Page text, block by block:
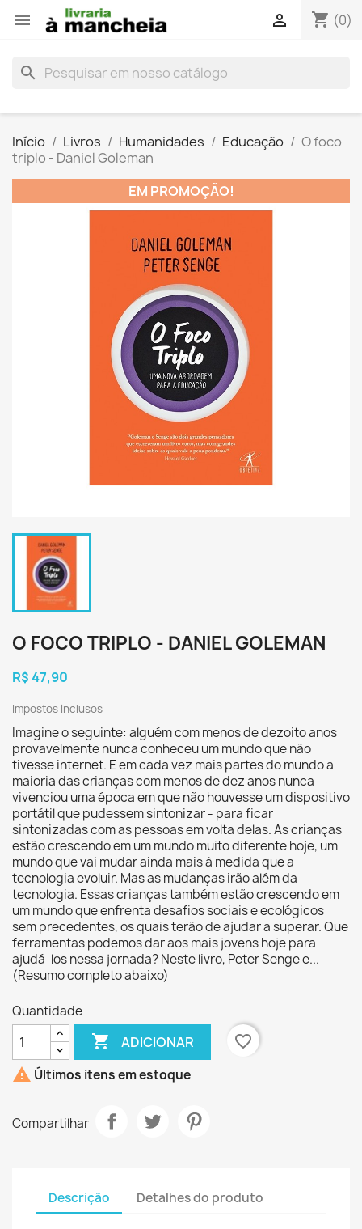
 shopping_cart (0)

search
Início Livros Humanidades Educação
O foco
triplo - Daniel Goleman
EM PROMOÇÃO!
O FOCO TRIPLO - DANIEL GOLEMAN
R$ 47,90
Impostos inclusos
Imagine o seguinte: alguém com menos de dezoito anos
provavelmente nunca conheceu um mundo que não
tivesse internet. E em cada vez mais partes do mundo a
maioria das crianças com menos de dez anos nunca
vivenciou uma época em que não houvesse um dispositivo
portátil que pudessem sintonizar - para ficar
sintonizadas com as pessoas em volta delas. As crianças
estão crescendo em um mundo muito diferente hoje, um
mundo que vai mudar ainda mais à medida que a
tecnologia evoluir. Mas as mudanças irão além da
tecnologia. Essas crianças também estão crescendo em
um mundo que enfrenta desafios sociais e ecológicos
sem precedentes, os quais terão de ajudar a superar. Que
ferramentas podemos dar aos mais jovens hoje para
ajudá-los nessa jornada? Neste livro, Peter Senge e...
(Resumo completo abaixo)
Quantidade
 ADICIONAR
favorite_border
 Últimos itens em estoque
Compartilhar
Descrição Detalhes do produto